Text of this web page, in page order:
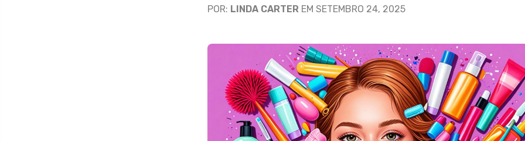
POR: LINDA CARTER EM SETEMBRO 24, 2025